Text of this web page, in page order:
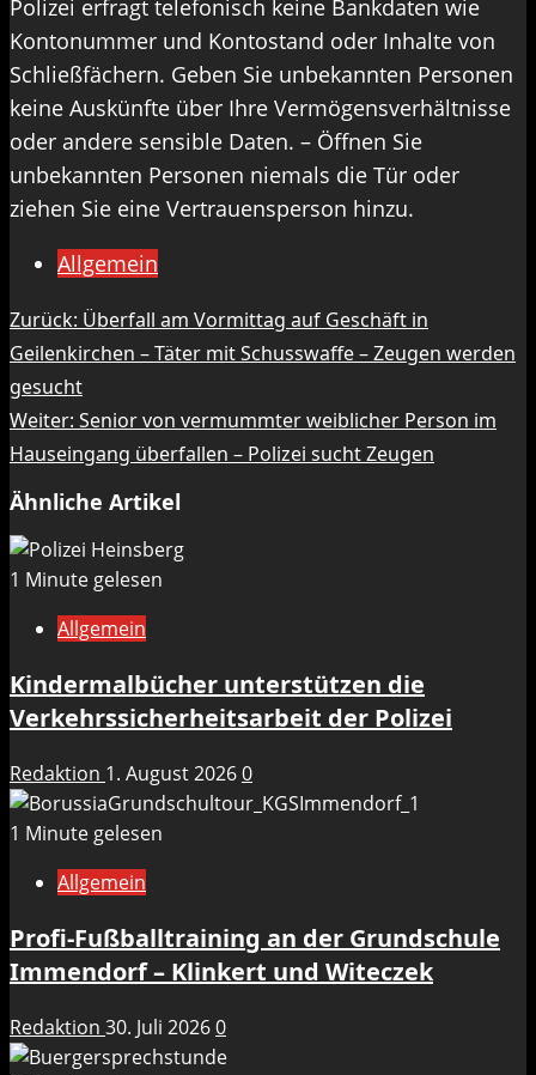
Polizei erfragt telefonisch keine Bankdaten wie
Kontonummer und Kontostand oder Inhalte von
Schließfächern. Geben Sie unbekannten Personen
keine Auskünfte über Ihre Vermögensverhältnisse
oder andere sensible Daten. – Öffnen Sie
unbekannten Personen niemals die Tür oder
ziehen Sie eine Vertrauensperson hinzu.
Allgemein
Beitragsnavigation
Zurück: Überfall am Vormittag auf Geschäft in
Geilenkirchen – Täter mit Schusswaffe – Zeugen werden
gesucht
Weiter: Senior von vermummter weiblicher Person im
Hauseingang überfallen – Polizei sucht Zeugen
Ähnliche Artikel
1 Minute gelesen
Allgemein
Kindermalbücher unterstützen die
Verkehrssicherheitsarbeit der Polizei
Redaktion 1. August 20260
1 Minute gelesen
Allgemein
Profi-Fußballtraining an der Grundschule
Immendorf – Klinkert und Witeczek
Redaktion 30. Juli 20260